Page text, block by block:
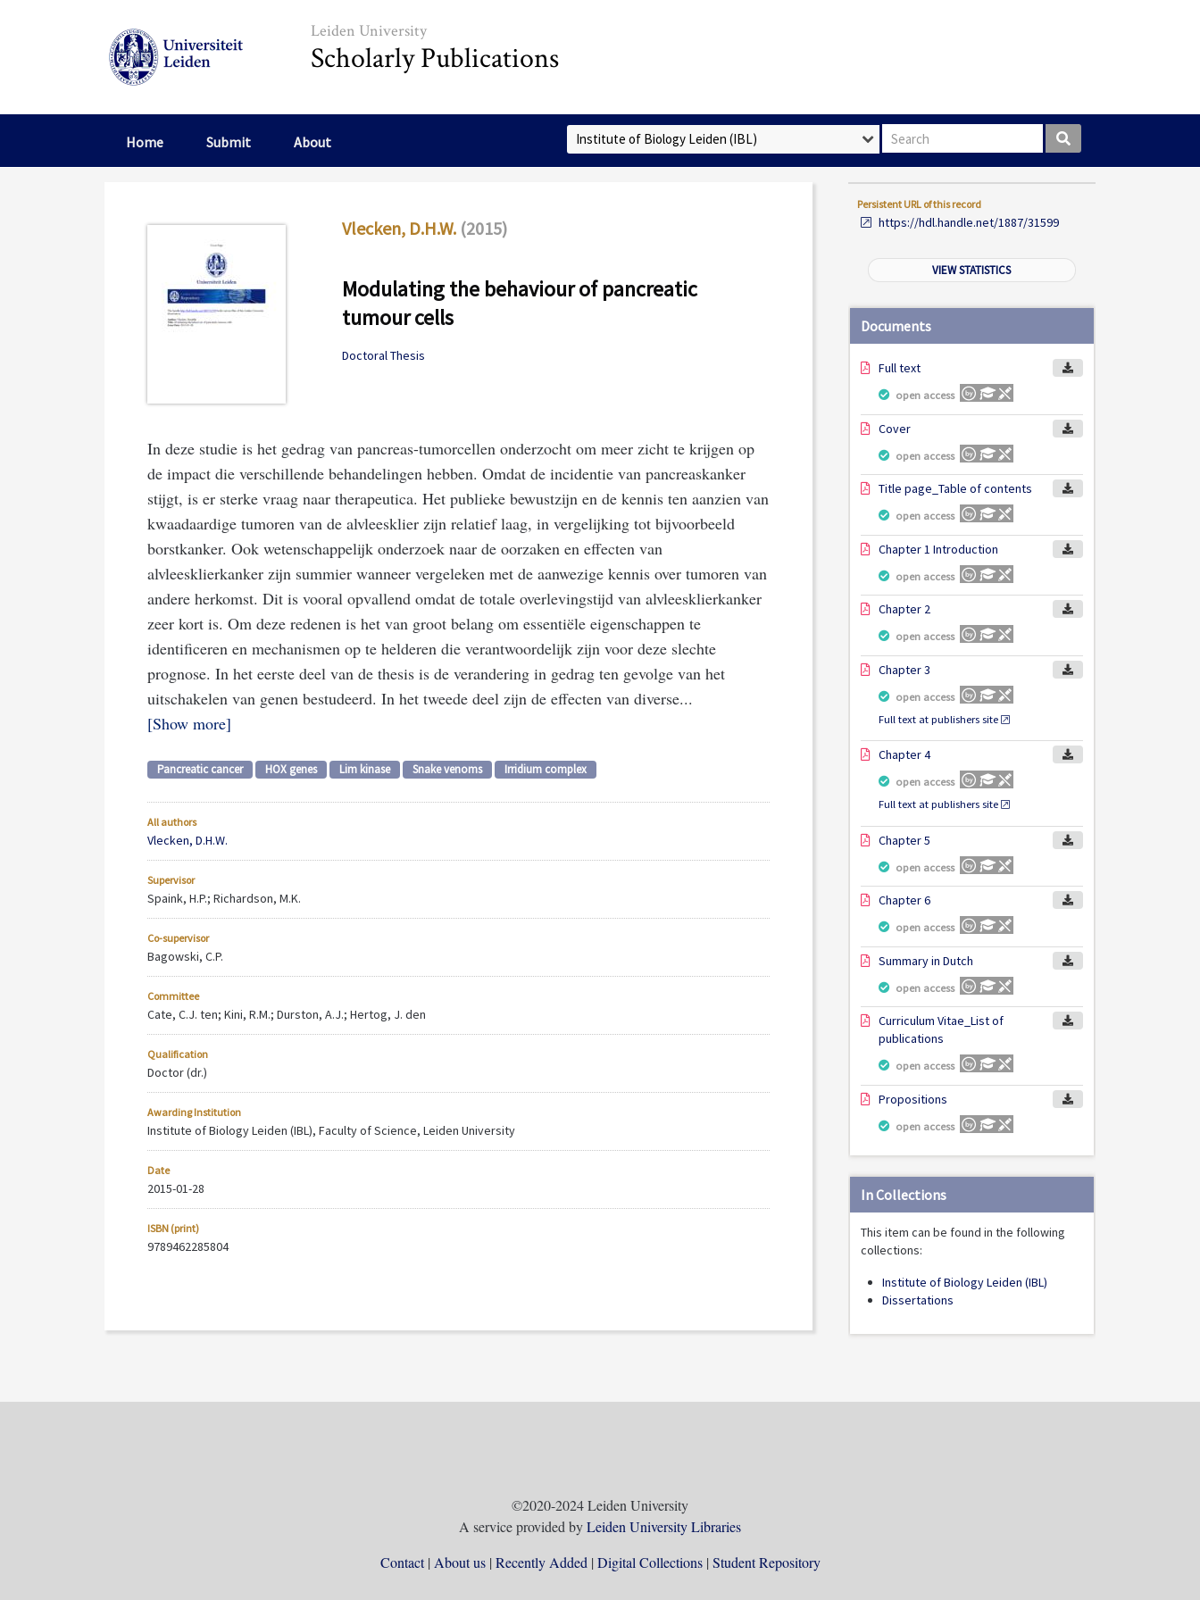
Leiden University
Scholarly Publications
Home Submit About Select Collection Search box
Persistent URL of this record
https://hdl.handle.net/1887/31599
VIEW STATISTICS
Documents
Full text
open access
Cover
open access
Title page_Table of contents
open access
Chapter 1 Introduction
open access
Chapter 2
open access
Chapter 3
open access
Full text at publishers site
Chapter 4
open access
Full text at publishers site
Chapter 5
open access
Chapter 6
open access
Summary in Dutch
open access
Curriculum Vitae_List of
publications
open access
Propositions
open access
In Collections
This item can be found in the following
collections:
Institute of Biology Leiden (IBL)
Dissertations
Vlecken, D.H.W. (2015)
Modulating the behaviour of pancreatic
tumour cells
Doctoral Thesis
In deze studie is het gedrag van pancreas-tumorcellen onderzocht om meer zicht te krijgen op
de impact die verschillende behandelingen hebben. Omdat de incidentie van pancreaskanker
stijgt, is er sterke vraag naar therapeutica. Het publieke bewustzijn en de kennis ten aanzien van
kwaadaardige tumoren van de alvleesklier zijn relatief laag, in vergelijking tot bijvoorbeeld
borstkanker. Ook wetenschappelijk onderzoek naar de oorzaken en effecten van
alvleesklierkanker zijn summier wanneer vergeleken met de aanwezige kennis over tumoren van
andere herkomst. Dit is vooral opvallend omdat de totale overlevingstijd van alvleesklierkanker
zeer kort is. Om deze redenen is het van groot belang om essentiële eigenschappen te
identificeren en mechanismen op te helderen die verantwoordelijk zijn voor deze slechte
prognose. In het eerste deel van de thesis is de verandering in gedrag ten gevolge van het
uitschakelen van genen bestudeerd. In het tweede deel zijn de effecten van diverse...
Show more
Pancreatic cancer HOX genes Lim kinase Snake venoms Irridium complex
All authors
Vlecken, D.H.W.
Supervisor
Spaink, H.P.; Richardson, M.K.
Co-supervisor
Bagowski, C.P.
Committee
Cate, C.J. ten; Kini, R.M.; Durston, A.J.; Hertog, J. den
Qualification
Doctor (dr.)
Awarding Institution
Institute of Biology Leiden (IBL), Faculty of Science, Leiden University
Date
2015-01-28
ISBN (print)
9789462285804
©2020-2024 Leiden University
A service provided byLeiden University Libraries
Contact About us Recently Added Digital Collections Student Repository